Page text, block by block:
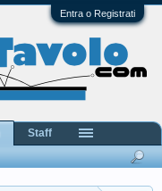
Entra o Registrati
Staff